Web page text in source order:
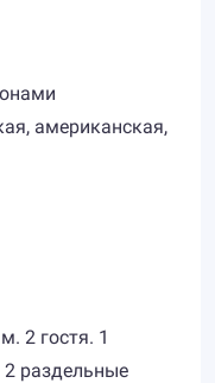
американская,
2 гостя. 1
2 раздельные